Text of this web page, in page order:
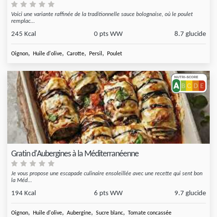
Voici une variante raffinée de la traditionnelle sauce bolognaise, où le poulet
remplac...
245 Kcal 0 pts WW 8.7 glucide
Oignon, Huile d'olive, Carotte, Persil , Poulet
Gratin d'Aubergines à la Méditerranéenne
Je vous propose une escapade culinaire ensoleillée avec une recette qui sent bon
la Méd...
194 Kcal 6 pts WW 9.7 glucide
Oignon, Huile d'olive, Aubergine, Sucre blanc, Tomate concassée